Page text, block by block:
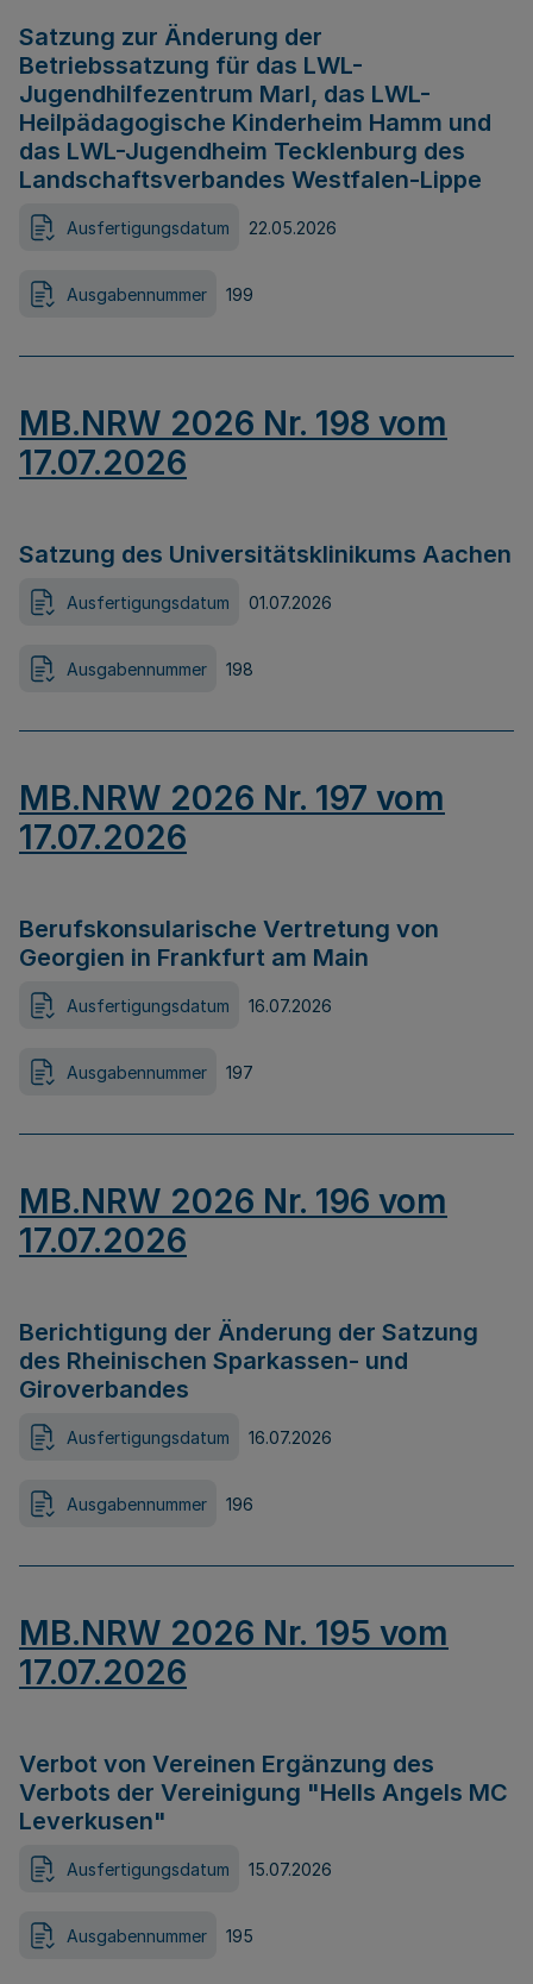
Satzung zur Änderung der
Betriebssatzung für das LWL-
Jugendhilfezentrum Marl, das LWL-
Heilpädagogische Kinderheim Hamm und
das LWL-Jugendheim Tecklenburg des
Landschaftsverbandes Westfalen-Lippe
Ausfertigungsdatum 22.05.2026
Ausgabennummer 199
MB.NRW 2026 Nr. 198 vom
17.07.2026
Satzung des Universitätsklinikums Aachen
Ausfertigungsdatum 01.07.2026
Ausgabennummer 198
MB.NRW 2026 Nr. 197 vom
17.07.2026
Berufskonsularische Vertretung von
Georgien in Frankfurt am Main
Ausfertigungsdatum 16.07.2026
Ausgabennummer 197
MB.NRW 2026 Nr. 196 vom
17.07.2026
Berichtigung der Änderung der Satzung
des Rheinischen Sparkassen- und
Giroverbandes
Ausfertigungsdatum 16.07.2026
Ausgabennummer 196
MB.NRW 2026 Nr. 195 vom
17.07.2026
Verbot von Vereinen Ergänzung des
Verbots der Vereinigung "Hells Angels MC
Leverkusen"
Ausfertigungsdatum 15.07.2026
Ausgabennummer 195